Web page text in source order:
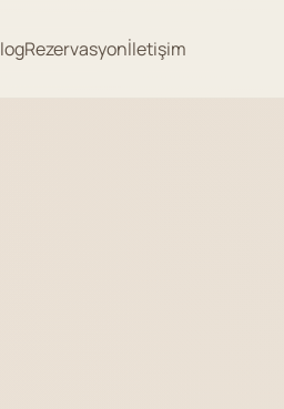
Rezervasyonİletişim